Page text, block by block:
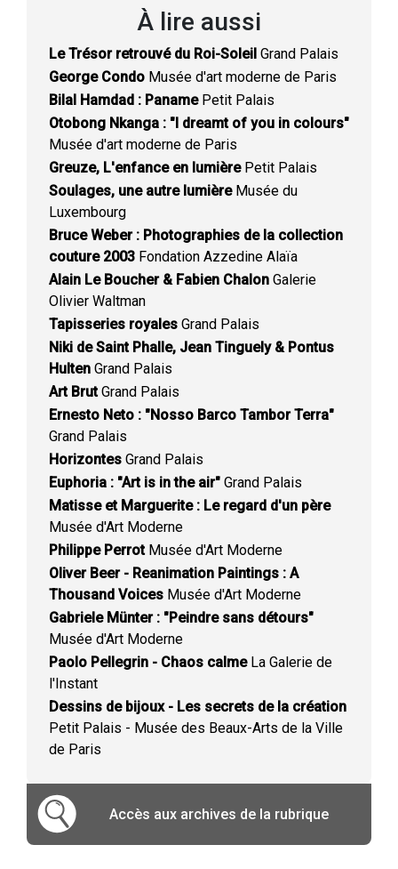
À lire aussi
Le Trésor retrouvé du Roi-Soleil Grand Palais
George Condo Musée d'art moderne de Paris
Bilal Hamdad : PanamePetit Palais
Otobong Nkanga : "I dreamt of you in colours"
Musée d'art moderne de Paris
Greuze, L'enfance en lumièrePetit Palais
Soulages, une autre lumièreMusée du
Luxembourg
Bruce Weber : Photographies de la collection
couture 2003 Fondation Azzedine Alaïa
Alain Le Boucher & Fabien Chalon Galerie
Olivier Waltman
Tapisseries royales Grand Palais
Niki de Saint Phalle, Jean Tinguely & Pontus
Hulten Grand Palais
Art BrutGrand Palais
Ernesto Neto : "Nosso Barco Tambor Terra"
Grand Palais
Horizontes Grand Palais
Euphoria : "Art is in the air" Grand Palais
Matisse et Marguerite : Le regard d'un père
Musée d'Art Moderne
Philippe PerrotMusée d'Art Moderne
Oliver Beer - Reanimation Paintings : A
Thousand Voices Musée d'Art Moderne
Gabriele Münter : "Peindre sans détours"
Musée d'Art Moderne
Paolo Pellegrin - Chaos calmeLa Galerie de
l'Instant
Dessins de bijoux - Les secrets de la création
Petit Palais - Musée des Beaux-Arts de la Ville
de Paris
Accès aux archives de la rubrique